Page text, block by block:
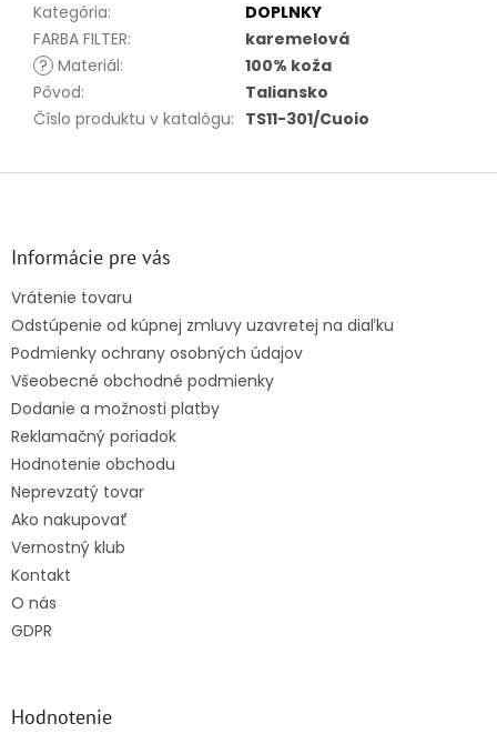
Kategória:
DOPLNKY
FARBA FILTER:
karemelová
? Materiál:
100% koža
Pôvod:
Taliansko
Číslo produktu v katalógu: TS11-301/Cuoio
Informácie pre vás
Vrátenie tovaru
Odstúpenie od kúpnej zmluvy uzavretej na diaľku
Podmienky ochrany osobných údajov
Všeobecné obchodné podmienky
Dodanie a možnosti platby
Reklamačný poriadok
Hodnotenie obchodu
Neprevzatý tovar
Ako nakupovať
Vernostný klub
Kontakt
O nás
GDPR
Hodnotenie